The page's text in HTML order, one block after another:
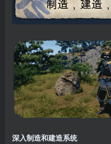
深入制造和建造系统